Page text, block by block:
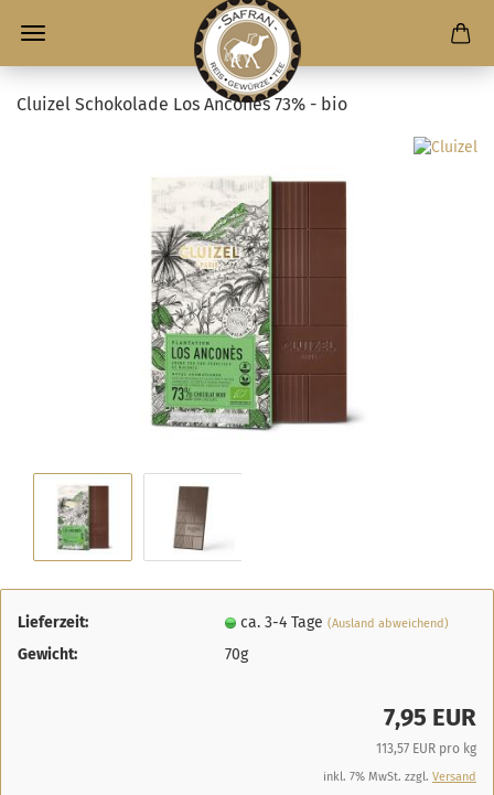
Cluizel Schokolade Los Anconès 73% - bio
Lieferzeit: ca. 3-4 Tage(Ausland abweichend)
Gewicht: 70g
7,95 EUR
113,57 EUR pro kg
inkl. 7% MwSt. zzgl. Versand